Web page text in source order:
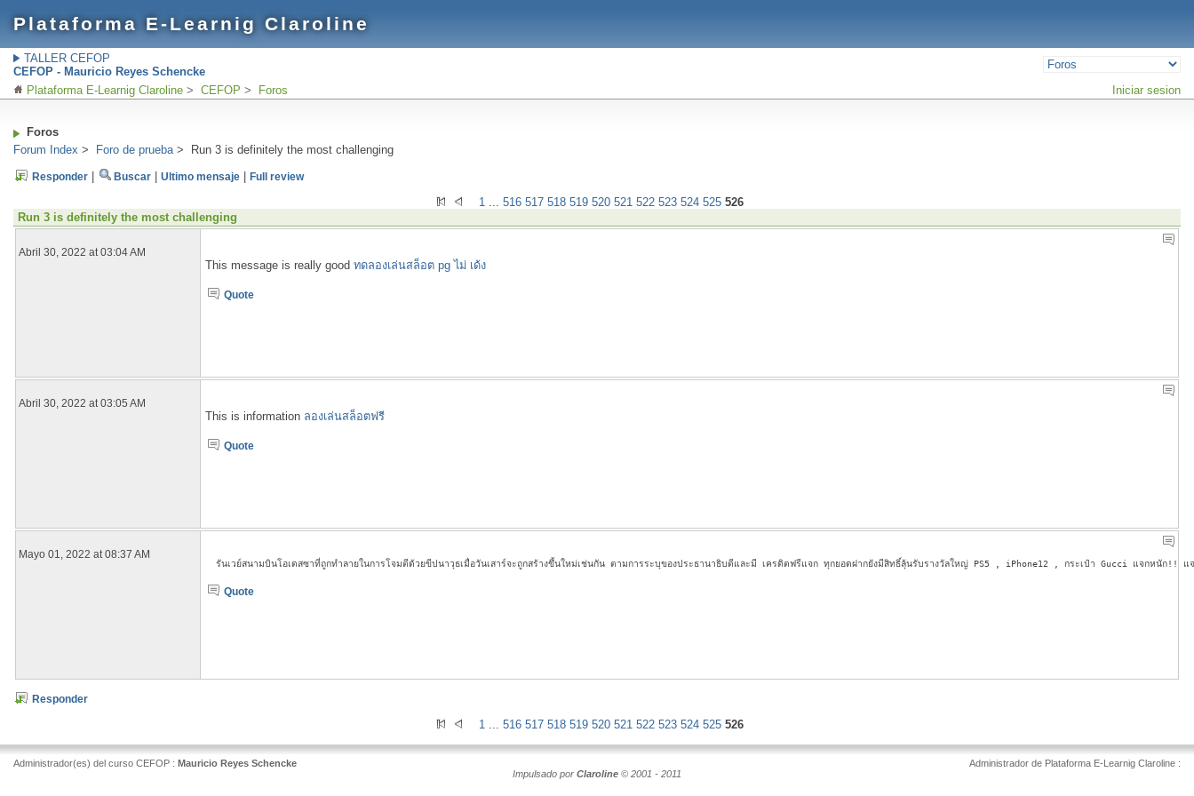
Plataforma E-Learnig Claroline
TALLER CEFOP
CEFOP - Mauricio Reyes Schencke
Plataforma E-Learnig Claroline > CEFOP > Foros Iniciar sesion
Foros
Forum Index > Foro de prueba> Run 3 is definitely the most challenging
Responder Buscar Ultimo mensaje Full review
1 516 517 518 519 520 521 522 523 524 525 526
Run 3 is definitely the most challenging
Abril 30, 2022 at 03:04 AM
This message is really good ทดลองเล่นสล็อต pg ไม่ เด้ง
Quote
Abril 30, 2022 at 03:05 AM
This is information ลองเล่นสล็อตฟรี
Quote
Mayo 01, 2022 at 08:37 AM
รันเวย์สนามบินโอเดสซาที่ถูกทำลายในการโจมตีด้วยขีปนาวุธเมื่อวันเสาร์จะถูกสร้างขึ้นใหม่เช่นกัน ตามการระบุของประธานาธิบดีและมี เครดิตฟรีแจก ทุกยอดฝากยังมีสิทธิ์ลุ้นรับรางวัลใหญ่ PS5 , iPhone12 , กระเป๋า Gucci แจกหนัก!! แ
Quote
Responder
1 ... 516 517 518 519 520 521 522 523 524 525 526
Administrador(es) del curso CEFOP : Mauricio Reyes Schencke
Administrador de Plataforma E-Learnig Claroline :
Impulsado por Claroline © 2001 - 2011